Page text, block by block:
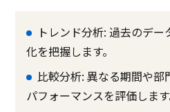
トレンド分析: 過去のデ
化を把握します。
比較分析: 異なる期間や部
パフォーマンスを評価します